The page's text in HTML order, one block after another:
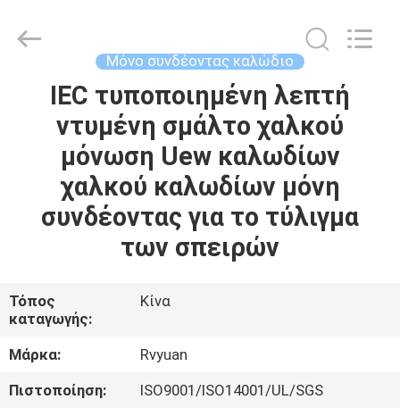
ΣΠΊΤΙ
ΠΡΟΪΌΝΤΑ
ΒΊΝΤΕΟ
ΕΜΕΊΣ
ΓΎΡΟΣ
ΕΡΓΟΣΤΑΣΊΩΝ
Material
Co,.Ltd.
Μόνο συνδέοντας καλώδιο
IEC τυποποιημένη λεπτή
ντυμένη σμάλτο χαλκού
μόνωση Uew καλωδίων
χαλκού καλωδίων μόνη
συνδέοντας για το τύλιγμα
των σπειρών
Τόπος
καταγωγής:
Κίνα
Μάρκα:
Rvyuan
Πιστοποίηση:
ISO9001/ISO14001/UL/SGS